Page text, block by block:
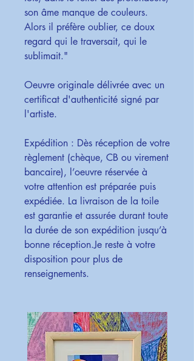
son âme manque de couleurs.
Alors il préfère oublier, ce doux
regard qui le traversait, qui le
sublimait."
Oeuvre originale délivrée avec un
certificat d'authenticité signé par
l'artiste.
Expédition : Dès réception de votre
règlement (chèque, CB ou virement
bancaire), l’oeuvre réservée à
votre attention est préparée puis
expédiée. La livraison de la toile
est garantie et assurée durant toute
la durée de son expédition jusqu’à
bonne réception.Je reste à votre
disposition pour plus de
renseignements.